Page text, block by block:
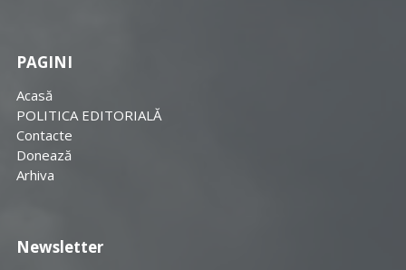
PAGINI
Acasă
POLITICA EDITORIALĂ
Contacte
Donează
Arhiva
Newsletter